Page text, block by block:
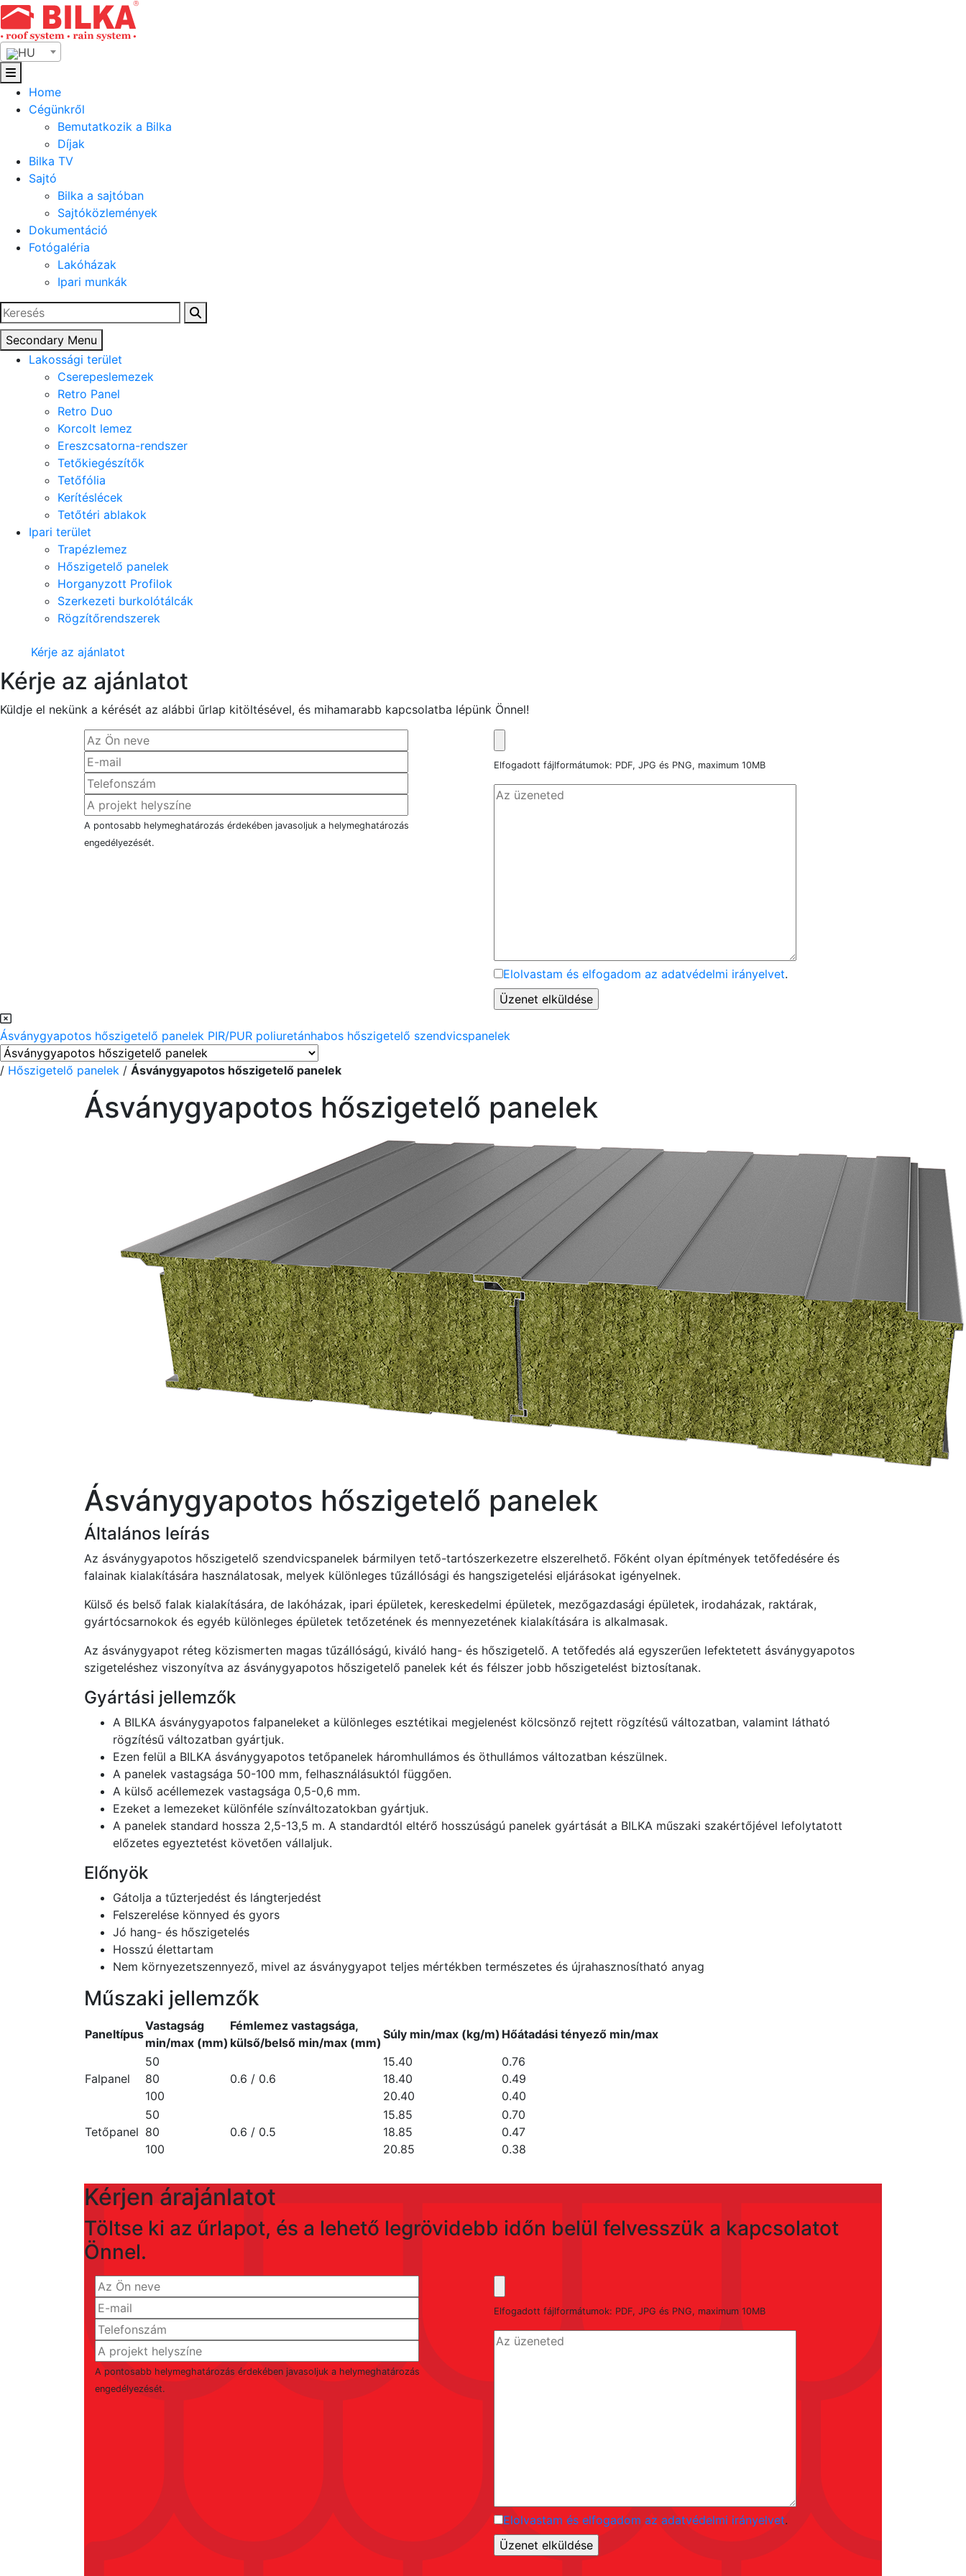
Skip
to
content
HU
Home
Cégünkről
Bemutatkozik a Bilka
Díjak
Bilka TV
Sajtó
Bilka a sajtóban
Sajtóközlemények
Dokumentáció
Fotógaléria
Lakóházak
Ipari munkák
Keresés:
Secondary Menu
Lakossági terület
Cserepeslemezek
Retro Panel
Retro Duo
Korcolt lemez
Ereszcsatorna-rendszer
Tetőkiegészítők
Tetőfólia
Kerítéslécek
Tetőtéri ablakok
Ipari terület
Trapézlemez
Hőszigetelő panelek
Horganyzott Profilok
Szerkezeti burkolótálcák
Rögzítőrendszerek
Kérje az ajánlatot
Kérje az ajánlatot
Küldje el nekünk a kérését az alábbi űrlap kitöltésével, és mihamarabb kapcsolatba lépünk Önnel!
A pontosabb helymeghatározás érdekében javasoljuk a helymeghatározás
engedélyezését.
Elfogadott fájlformátumok: PDF, JPG és PNG, maximum 10MB
Elolvastam és elfogadom az adatvédelmi irányelvet.
Ásványgyapotos hőszigetelő panelek PIR/PUR poliuretánhabos hőszigetelő szendvicspanelek
/ Hőszigetelő panelek / Ásványgyapotos hőszigetelő panelek
Ásványgyapotos hőszigetelő panelek
Ásványgyapotos hőszigetelő panelek
Általános leírás
Az ásványgyapotos hőszigetelő szendvicspanelek bármilyen tető-tartószerkezetre elszerelhető. Főként olyan építmények tetőfedésére és
falainak kialakítására használatosak, melyek különleges tűzállósági és hangszigetelési eljárásokat igényelnek.
Külső és belső falak kialakítására, de lakóházak, ipari épületek, kereskedelmi épületek, mezőgazdasági épületek, irodaházak, raktárak,
gyártócsarnokok és egyéb különleges épületek tetőzetének és mennyezetének kialakítására is alkalmasak.
Az ásványgyapot réteg közismerten magas tűzállóságú, kiváló hang- és hőszigetelő. A tetőfedés alá egyszerűen lefektetett ásványgyapotos
szigeteléshez viszonyítva az ásványgyapotos hőszigetelő panelek két és félszer jobb hőszigetelést biztosítanak.
Gyártási jellemzők
A BILKA ásványgyapotos falpaneleket a különleges esztétikai megjelenést kölcsönző rejtett rögzítésű változatban, valamint látható
rögzítésű változatban gyártjuk.
Ezen felül a BILKA ásványgyapotos tetőpanelek háromhullámos és öthullámos változatban készülnek.
A panelek vastagsága 50-100 mm, felhasználásuktól függően.
A külső acéllemezek vastagsága 0,5-0,6 mm.
Ezeket a lemezeket különféle színváltozatokban gyártjuk.
A panelek standard hossza 2,5-13,5 m. A standardtól eltérő hosszúságú panelek gyártását a BILKA műszaki szakértőjével lefolytatott
előzetes egyeztetést követően vállaljuk.
Előnyök
Gátolja a tűzterjedést és lángterjedést
Felszerelése könnyed és gyors
Jó hang- és hőszigetelés
Hosszú élettartam
Nem környezetszennyező, mivel az ásványgyapot teljes mértékben természetes és újrahasznosítható anyag
Műszaki jellemzők
Paneltípus
Vastagság
min/max (mm)
Fémlemez vastagsága,
külső/belső min/max (mm)
Súly min/max (kg/m) Hőátadási tényező min/max
Falpanel
50
80
100
0.6 / 0.6
15.40
18.40
20.40
0.76
0.49
0.40
Tetőpanel
50
80
100
0.6 / 0.5
15.85
18.85
20.85
0.70
0.47
0.38
Kérjen árajánlatot
Töltse ki az űrlapot, és a lehető legrövidebb időn belül felvesszük a kapcsolatot
Önnel.
A pontosabb helymeghatározás érdekében javasoljuk a helymeghatározás
engedélyezését.
Elfogadott fájlformátumok: PDF, JPG és PNG, maximum 10MB
Elolvastam és elfogadom az adatvédelmi irányelvet.